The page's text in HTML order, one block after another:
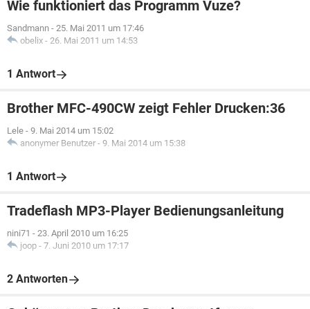
Wie funktioniert das Programm Vuze?
Sandmann - 25. Mai 2011 um 17:46
obelix - 26. Mai 2011 um 14:53
1 Antwort
Brother MFC-490CW zeigt Fehler Drucken:36
Lele - 9. Mai 2014 um 15:02
anonymer Benutzer - 9. Mai 2014 um 15:38
1 Antwort
Tradeflash MP3-Player Bedienungsanleitung
nini71 - 23. April 2010 um 16:25
joop - 7. Juni 2010 um 17:17
2 Antworten